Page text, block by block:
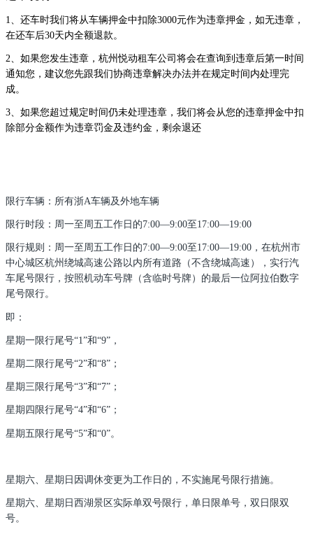
1、还车时我们将从车辆押金中扣除3000元作为违章押金，如无违章，
在还车后30天内全额退款。
2、如果您发生违章，杭州悦动租车公司将会在查询到违章后第一时间
通知您，建议您先跟我们协商违章解决办法并在规定时间内处理完
成。
3、如果您超过规定时间仍未处理违章，我们将会从您的违章押金中扣
除部分金额作为违章罚金及违约金，剩余退还
限行车辆：所有浙A车辆及外地车辆
限行时段：周一至周五工作日的7:00—9:00至17:00—19:00
限行规则：周一至周五工作日的7:00—9:00至17:00—19:00，在杭州市
中心城区杭州绕城高速公路以内所有道路（不含绕城高速），实行汽
车尾号限行，按照机动车号牌（含临时号牌）的最后一位阿拉伯数字
尾号限行。
即：
星期一限行尾号“1”和“9”，
星期二限行尾号“2”和“8”；
星期三限行尾号“3”和“7”；
星期四限行尾号“4”和“6”；
星期五限行尾号“5”和“0”。
星期六、星期日因调休变更为工作日的，不实施尾号限行措施。
星期六、星期日西湖景区实际单双号限行，单日限单号，双日限双
号。